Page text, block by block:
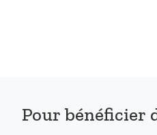
Pour bénéficier